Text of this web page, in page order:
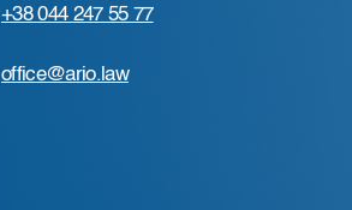
+38 044 247 55 77
office@ario.law